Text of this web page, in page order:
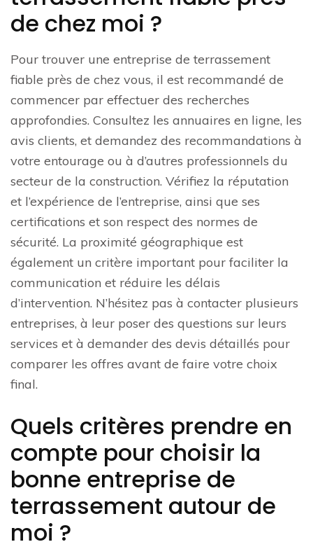
de chez moi ?
Pour trouver une entreprise de terrassement
fiable près de chez vous, il est recommandé de
commencer par effectuer des recherches
approfondies. Consultez les annuaires en ligne, les
avis clients, et demandez des recommandations à
votre entourage ou à d’autres professionnels du
secteur de la construction. Vérifiez la réputation
et l’expérience de l’entreprise, ainsi que ses
certifications et son respect des normes de
sécurité. La proximité géographique est
également un critère important pour faciliter la
communication et réduire les délais
d’intervention. N’hésitez pas à contacter plusieurs
entreprises, à leur poser des questions sur leurs
services et à demander des devis détaillés pour
comparer les offres avant de faire votre choix
final.
Quels critères prendre en
compte pour choisir la
bonne entreprise de
terrassement autour de
moi ?